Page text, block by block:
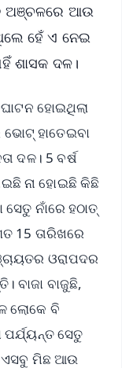
ଅଞ୍ଚଳରେ ଆଉ
ହେଁ ଏ ନେଇ
ଶାସକ ଦଳ।
ହୋଇଥିଲା
ଭୋଟ୍ ହାତେଇବା
ଦଳ। 5 ବର୍ଷ
ନା ହୋଇଛି କିଛି
ନାଁରେ ହଠାତ୍
15 ତାରିଖରେ
ଓରାପଦର
ବାଜା ବାଜୁଛି,
ଲୋକେ ବି
ସେତୁ
ଏସବୁ ମିଛ ଆଉ